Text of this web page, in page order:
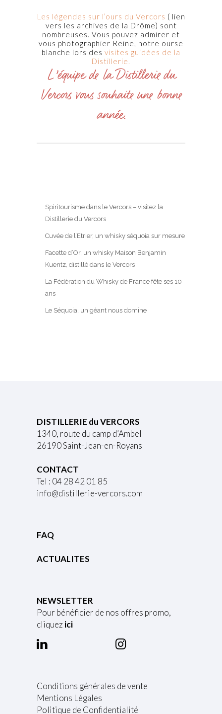
Les légendes sur l’ours du Vercors ( lien
vers les archives de la Drôme) sont
nombreuses. Vous pouvez admirer et
vous photographier Reine, notre ourse
blanche lors des visites guidées de la
Distillerie.
L’équipe de la Distillerie du
Vercors vous souhaite une bonne
année.
Spiritourisme dans le Vercors – visitez la
Distillerie du Vercors
Cuvée de l’Etrier, un whisky séquoia sur mesure
Facette d’Or, un whisky Maison Benjamin
Kuentz, distillé dans le Vercors
La Fédération du Whisky de France fête ses 10
ans
Le Séquoia, un géant nous domine
DISTILLERIE du VERCORS
1340, route du camp d’Ambel
26190 Saint-Jean-en-Royans
CONTACT
Tel : 04 28 42 01 85
info@distillerie-vercors.com
FAQ
ACTUALITES
NEWSLETTER
Pour bénéficier de nos offres promo,
cliquez ici
Conditions générales de vente
Mentions Légales
Politique de Confidentialité